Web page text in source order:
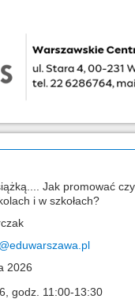
Jak promować
i w szkołach?
2026
godz. 11:00-13:30